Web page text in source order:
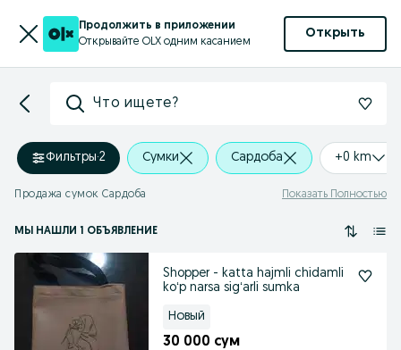
Продолжить в приложении
Открывайте OLX одним касанием
Открыть
Что ищете?
Фильтры·2 Сумки Сардоба +0 km
Продажа сумок Сардоба Показать Полностью
МЫ НАШЛИ 1 ОБЪЯВЛЕНИЕ
Shopper - katta hajmli chidamli
koʻp narsa sigʻarli sumka
Новый
30 000 сум